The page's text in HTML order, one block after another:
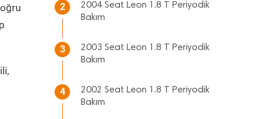
2
2004 Seat Leon 1.8 T Periyodik
Bakım
3
2003 Seat Leon 1.8 T Periyodik
Bakım
4
2002 Seat Leon 1.8 T Periyodik
Bakım